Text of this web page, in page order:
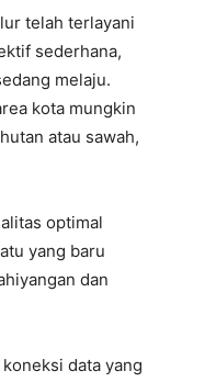
telah terlayani
sederhana,
melaju.
kota mungkin
atau sawah,
optimal
yang baru
dan
data yang